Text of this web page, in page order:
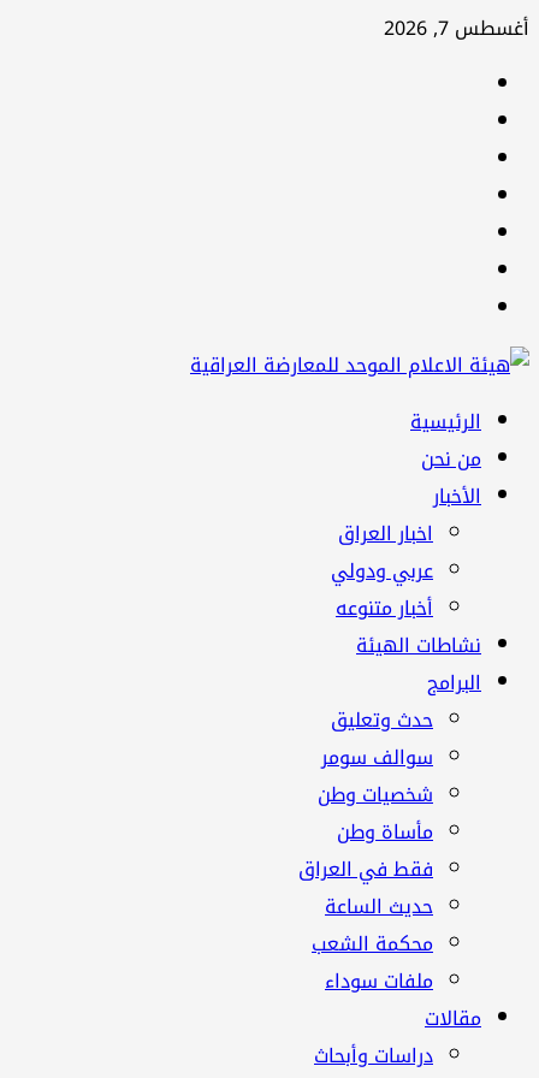
تخطي
أغسطس 7, 2026
القائمة
الرئيسية
الرئيسية
من نحن
الأخبار
اخبار العراق
عربي ودولي
أخبار متنوعه
نشاطات الهيئة
البرامج
حدث وتعليق
سوالف سومر
شخصيات وطن
مأساة وطن
فقط في العراق
حديث الساعة
محكمة الشعب
ملفات سوداء
مقالات
دراسات وأبحاث